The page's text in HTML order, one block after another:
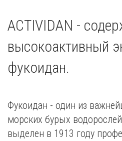
ACTIVIDAN -
высокоактивный
фукоидан.
Фукоидан - один из
морских бурых
выделен в 1913 году